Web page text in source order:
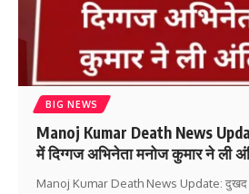
BIG NEWS
Manoj Kumar Death News
में दिग्गज अभिनेता मनोज कुमार ने ली
Manoj Kumar Death News Update: दुखद